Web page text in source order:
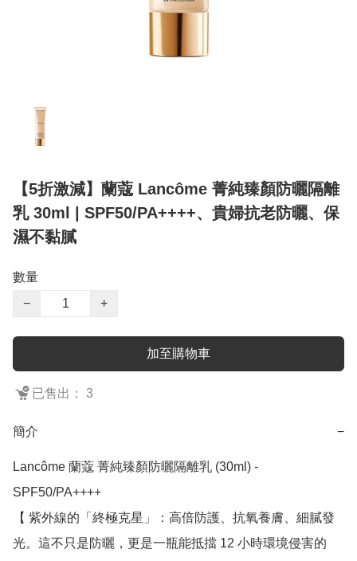
【5折激減】蘭蔻 Lancôme 菁純臻顏防曬隔離
乳 30ml | SPF50/PA++++、貴婦抗老防曬、保
濕不黏膩
數量
−
+
加至購物車
已售出： 3
簡介 −
Lancôme 蘭蔻 菁純臻顏防曬隔離乳 (30ml) -
SPF50/PA++++
【 紫外線的「終極克星」：高倍防護、抗氧養膚、細膩發
光。這不只是防曬，更是一瓶能抵擋 12 小時環境侵害的